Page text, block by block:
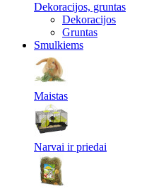
Dekoracijos, gruntas
Dekoracijos
Gruntas
Smulkiems
Maistas
Narvai ir priedai